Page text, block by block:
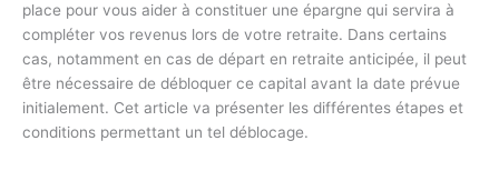
place pour vous aider à constituer une épargne qui servira à
compléter vos revenus lors de votre retraite. Dans certains
cas, notamment en cas de départ en retraite anticipée, il peut
être nécessaire de débloquer ce capital avant la date prévue
initialement. Cet article va présenter les différentes étapes et
conditions permettant un tel déblocage.